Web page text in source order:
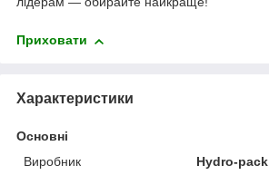
Приховати
Характеристики
Основні
Виробник
Hydro-pack